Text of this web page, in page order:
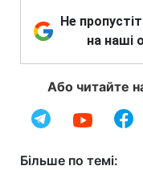
Не
на наші
Або читайте
Більше по темі: